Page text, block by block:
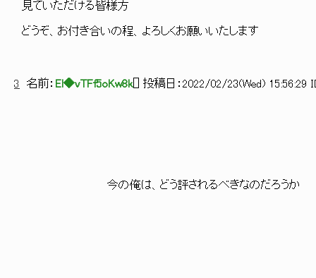
見ていただける皆様方
どうぞ、お付き合いの程、よろしくお願いいたします
3 名前： El◆vTFf5oKw8k[ ] 投稿日： 2022/02/23(Wed) 15:56:29
今の俺は、どう評されるべきなのだろうか